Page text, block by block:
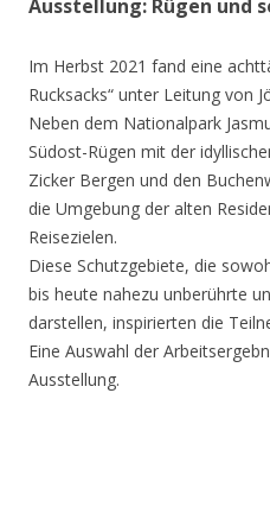
Ausstellung: Rügen und
Im Herbst 2021 fand eine
Rucksacks“ unter Leitung von
Neben dem Nationalpark
Südost-Rügen mit der
Zicker Bergen und den
die Umgebung der alten
Reisezielen.
Diese Schutzgebiete, die
bis heute nahezu unberührte
darstellen, inspirierten die
Eine Auswahl der
Ausstellung.